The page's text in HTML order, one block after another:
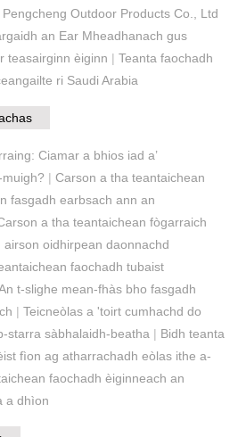
Pengcheng Outdoor Products Co., Ltd
an Ear Mheadhanach gus
teasairginn èiginn | Teanta faochadh
ri Saudi Arabia
Ciamar a bhios iad a’
| Carson a tha teantaichean
fasgadh earbsach ann an
a tha teantaichean fògarraich
oidhirpean daonnachd
faochadh tubaist
t-slighe mean-fhàs bho fasgadh
| Teicneòlas a 'toirt cumhachd do
starra sàbhalaidh-beatha | Bidh teanta
fìon ag atharrachadh eòlas ithe a-
faochadh èiginneach an
a dhìon